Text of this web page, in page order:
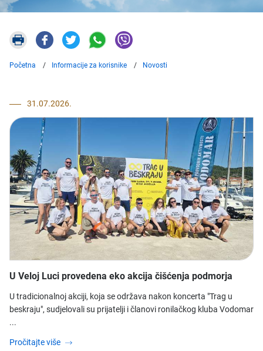
Početna Informacije za korisnike Novosti
31.07.2026.
U Veloj Luci provedena eko akcija čišćenja podmorja
U tradicionalnoj akciji, koja se održava nakon koncerta "Trag u
beskraju", sudjelovali su prijatelji i članovi ronilačkog kluba Vodomar
...
Pročitajte više